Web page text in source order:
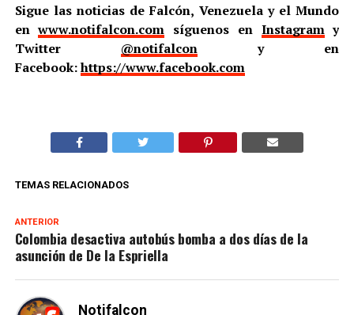
Sigue las noticias de Falcón, Venezuela y el Mundo
enwww.notifalcon.com síguenos en Instagramy
Twitter @notifalcony en
Facebook:https://www.facebook.com
TEMAS RELACIONADOS
ANTERIOR
Colombia desactiva autobús bomba a dos días de la
asunción de De la Espriella
Notifalcon